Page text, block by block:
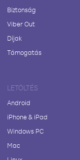
Biztonság
Viber Out
Díjak
Támogatás
LETÖLTÉS
Android
iPhone & iPad
Windows PC
Mac